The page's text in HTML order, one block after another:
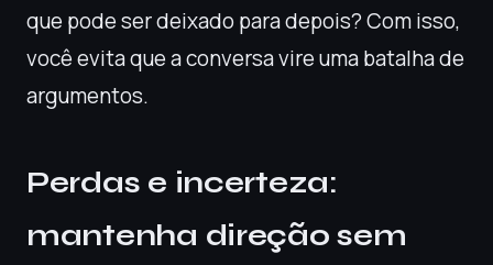
que pode ser deixado para depois? Com isso,
você evita que a conversa vire uma batalha de
argumentos.
Perdas e incerteza:
mantenha direção sem